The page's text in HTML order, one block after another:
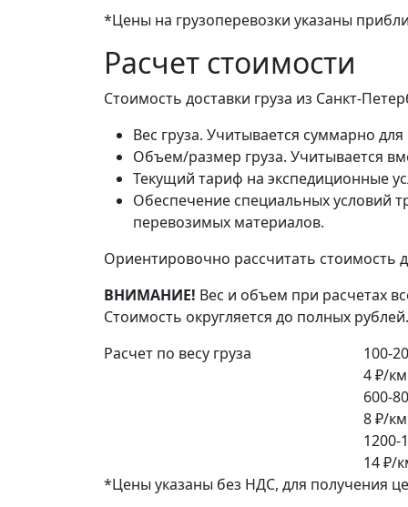
*Цены на грузоперевозки указаны
Расчет стоимости
Стоимость доставки груза из Санкт-
Вес груза. Учитывается суммарно
Объем/размер груза. Учитывается
Текущий тариф на экспедиционные
Обеспечение специальных условий
перевозимых материалов.
Ориентировочно рассчитать стоимость
ВНИМАНИЕ! Вес и объем при расчетах
Стоимость округляется до полных рублей.
Расчет по весу груза
100-
4 ₽/км
600-
8 ₽/км
1200-
14 ₽/
*Цены указаны без НДС, для получения